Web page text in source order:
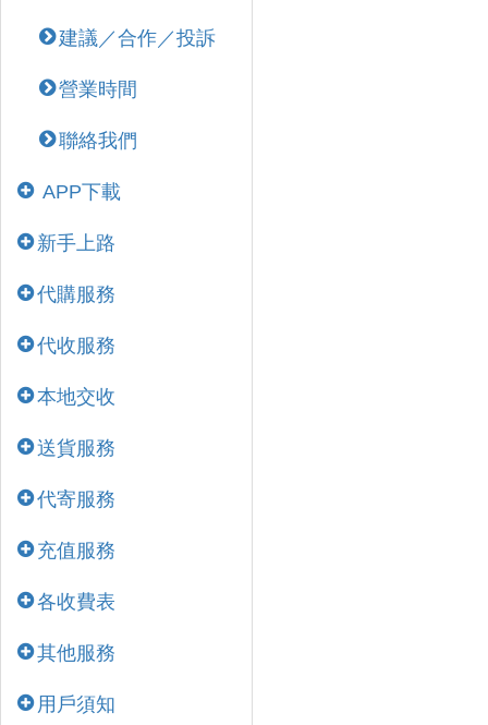
建議／合作／投訴
營業時間
聯絡我們
APP下載
新手上路
代購服務
代收服務
本地交收
送貨服務
代寄服務
充值服務
各收費表
其他服務
用戶須知